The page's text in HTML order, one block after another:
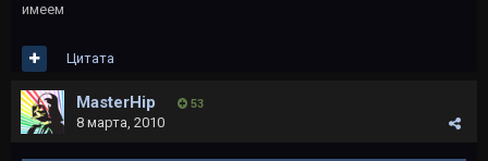
имеем
Цитата
MasterHip 53
8 марта, 2010